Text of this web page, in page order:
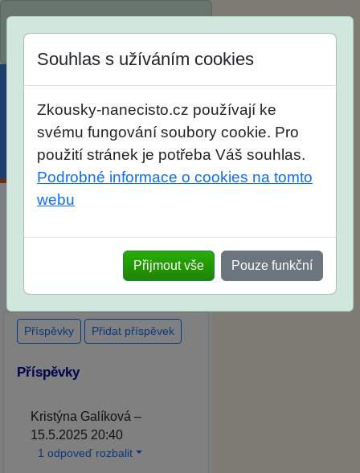
Menu Účet Košík
po skutečných přijímacích
zkouškách
Souhlas s užíváním cookies
Zkousky-nanecisto.cz používají ke
svému fungování soubory cookie. Pro
použití stránek je potřeba Váš souhlas.
Podrobné informace o cookies na tomto
webu
Přijmout vše Pouze funkční
Příspěvky Přidat příspěvek
Příspěvky
Kristýna Galíková –
15.5.2025 20:40
1 odpoveď rozbalit